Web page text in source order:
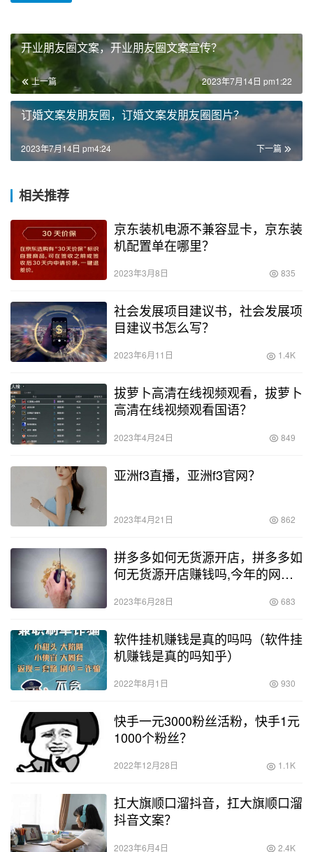
开业朋友圈文案，开业朋友圈文案宣传？
上一篇 2023年7月14日 pm1:22
订婚文案发朋友圈，订婚文案发朋友圈图片？
下一篇
2023年7月14日 pm4:24
相关推荐
京东装机电源不兼容显卡，京东装
机配置单在哪里？
2023年3月8日 835
社会发展项目建议书，社会发展项
目建议书怎么写？
2023年6月11日 1.4K
拔萝卜高清在线视频观看，拔萝卜
高清在线视频观看国语？
2023年4月24日 849
亚洲f3直播，亚洲f3官网？
2023年4月21日 862
拼多多如何无货源开店，拼多多如
何无货源开店赚钱吗,今年的网店
2023年6月28日 683
软件挂机赚钱是真的吗吗（软件挂
机赚钱是真的吗知乎）
2022年8月1日 930
快手一元3000粉丝活粉，快手1元
1000个粉丝？
2022年12月28日 1.1K
扛大旗顺口溜抖音，扛大旗顺口溜
抖音文案？
2023年6月4日 2.4K